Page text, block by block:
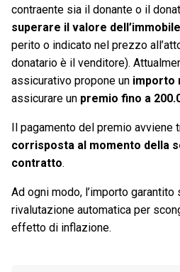
contraente sia il donante o il
superare il valore dell’immobile
perito o indicato nel prezzo
donatario è il venditore).
assicurativo propone un importo
assicurare un premio fino a
Il pagamento del premio avviene
corrisposta al momento della
contratto.
Ad ogni modo, l’importo
rivalutazione automatica per
effetto di inflazione.